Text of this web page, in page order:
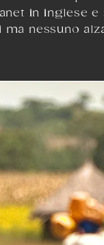
in inglese e
nessuno